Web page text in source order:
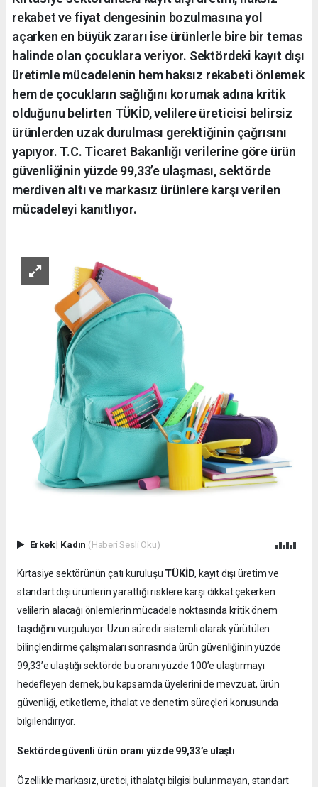
rekabet ve fiyat dengesinin bozulmasına yol
açarken en büyük zararı ise ürünlerle bire bir temas
halinde olan çocuklara veriyor. Sektördeki kayıt dışı
üretimle mücadelenin hem haksız rekabeti önlemek
hem de çocukların sağlığını korumak adına kritik
olduğunu belirten TÜKİD, velilere üreticisi belirsiz
ürünlerden uzak durulması gerektiğinin çağrısını
yapıyor. T.C. Ticaret Bakanlığı verilerine göre ürün
güvenliğinin yüzde 99,33’e ulaşması, sektörde
merdiven altı ve markasız ürünlere karşı verilen
mücadeleyi kanıtlıyor.
Erkek| Kadın (Haberi Sesli Oku)
Kırtasiye sektörünün çatı kuruluşu TÜKİD, kayıt dışı üretim ve
standart dışı ürünlerin yarattığı risklere karşı dikkat çekerken
velilerin alacağı önlemlerin mücadele noktasında kritik önem
taşıdığını vurguluyor. Uzun süredir sistemli olarak yürütülen
bilinçlendirme çalışmaları sonrasında ürün güvenliğinin yüzde
99,33’e ulaştığı sektörde bu oranı yüzde 100’e ulaştırmayı
hedefleyen dernek, bu kapsamda üyelerini de mevzuat, ürün
güvenliği, etiketleme, ithalat ve denetim süreçleri konusunda
bilgilendiriyor.
Sektörde güvenli ürün oranı yüzde 99,33’e ulaştı
Özellikle markasız, üretici, ithalatçı bilgisi bulunmayan, standart